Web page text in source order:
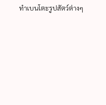
ทำเบนโตะรูปสัตว์ต่างๆ